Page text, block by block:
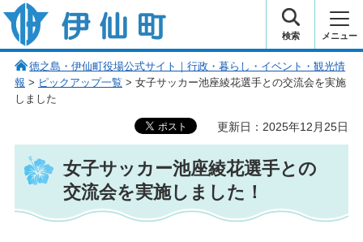
伊仙町 健康・長寿と子宝の町
検索 メニュー
徳之島・伊仙町役場公式サイト｜行政・暮らし・イベント・観光情
報 > ピックアップ一覧 > 女子サッカー池座綾花選手との交流会を実施
しました
更新日：2025年12月25日
女子サッカー池座綾花選手との
交流会を実施しました！